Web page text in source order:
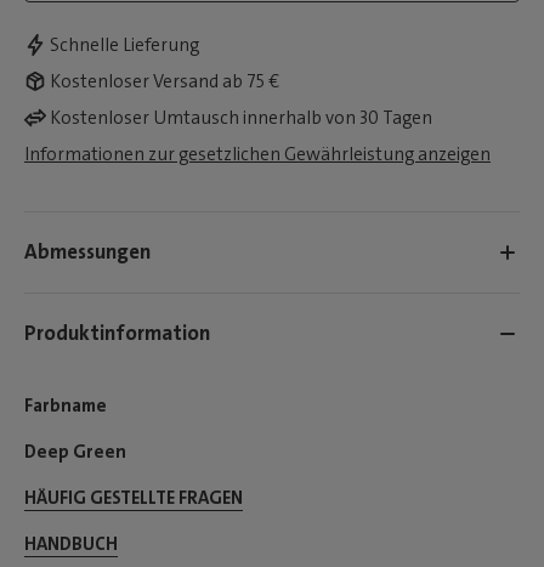
Schnelle Lieferung
Kostenloser Versand ab 75 €
Kostenloser Umtausch innerhalb von 30 Tagen
Informationen zur gesetzlichen Gewährleistung anzeigen
Abmessungen
Produktinformation
Farbname
Deep Green
HÄUFIG GESTELLTE FRAGEN
HANDBUCH